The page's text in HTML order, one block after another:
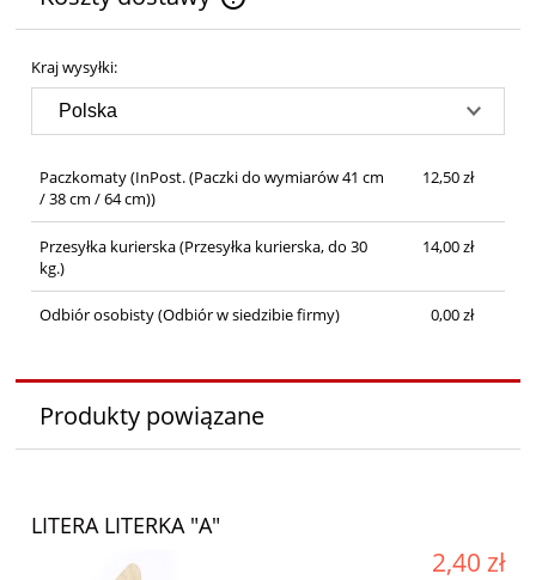
Cena nie zawiera ewentualnych kosztów płatności
Kraj wysyłki:
Paczkomaty(InPost. (Paczki do wymiarów 41 cm
/ 38 cm / 64 cm))
12,50 zł
Przesyłka kurierska(Przesyłka kurierska, do 30
kg.)
14,00 zł
Odbiór osobisty(Odbiór w siedzibie firmy) 0,00 zł
Produkty powiązane
LITERA LITERKA "A"
2,40 zł